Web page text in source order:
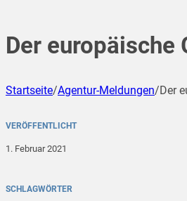
Der europäische
Startseite/Agentur-Meldungen/Der
VERÖFFENTLICHT
1. Februar 2021
SCHLAGWÖRTER